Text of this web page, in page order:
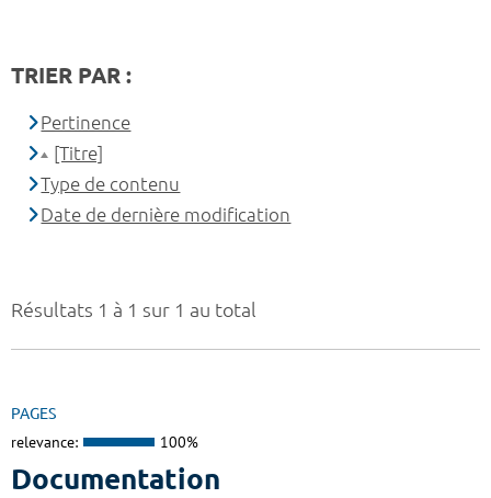
Résultats 1 à 1 sur 1 au total
PAGES
relevance: 100%
Documentation
TRIER PAR :
Pertinence
[Titre]
Type de contenu
Date de dernière modification